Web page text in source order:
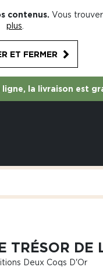
contenus. Vous
plus
ET FERMER
la livraison est
TRÉSOR DE
Deux Coqs D'Or